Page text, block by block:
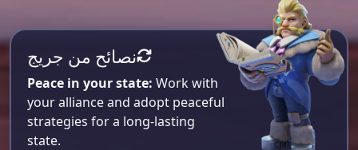
نصائح من جريج
Peace in your state: Work with
your alliance and adopt peaceful
strategies for a long-lasting
state.